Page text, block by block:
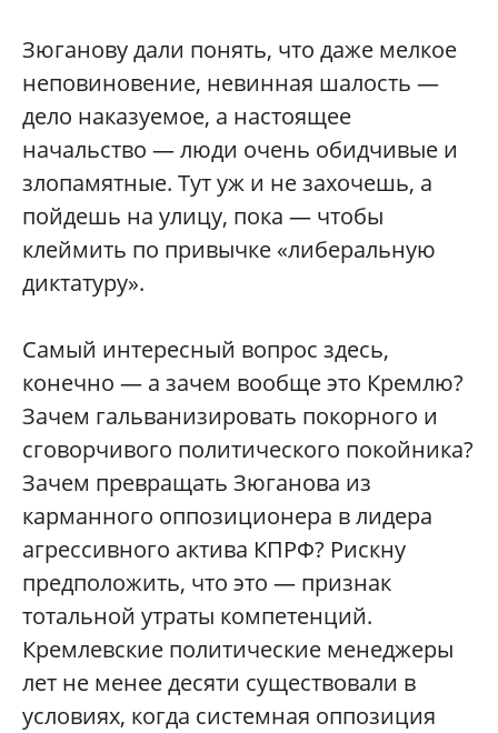
Зюганову дали понять, что даже мелкое
неповиновение, невинная шалость —
дело наказуемое, а настоящее
начальство — люди очень обидчивые и
злопамятные. Тут уж и не захочешь, а
пойдешь на улицу, пока — чтобы
клеймить по привычке «либеральную
диктатуру».
Самый интересный вопрос здесь,
конечно — а зачем вообще это Кремлю?
Зачем гальванизировать покорного и
сговорчивого политического покойника?
Зачем превращать Зюганова из
карманного оппозиционера в лидера
агрессивного актива КПРФ? Рискну
предположить, что это — признак
тотальной утраты компетенций.
Кремлевские политические менеджеры
лет не менее десяти существовали в
условиях, когда системная оппозиция